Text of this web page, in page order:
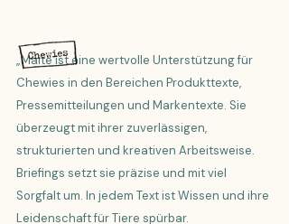
„Maite ist eine wertvolle Unterstützung für
Chewies in den Bereichen Produkttexte,
Pressemitteilungen und Markentexte. Sie
überzeugt mit ihrer zuverlässigen,
strukturierten und kreativen Arbeitsweise.
Briefings setzt sie präzise und mit viel
Sorgfalt um. In jedem Text ist Wissen und ihre
Leidenschaft für Tiere spürbar.